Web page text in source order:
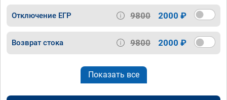
Отключение ЕГР 9800 2000 ₽
Возврат стока 9800 2000 ₽
Показать все